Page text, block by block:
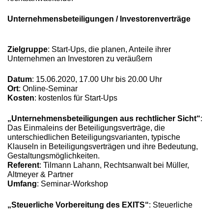
Unternehmensbeteiligungen / Investorenverträge
Zielgruppe: Start-Ups, die planen, Anteile ihrer
Unternehmen an Investoren zu veräußern
Datum: 15.06.2020, 17.00 Uhr bis 20.00 Uhr
Ort: Online-Seminar
Kosten: kostenlos für Start-Ups
„Unternehmensbeteiligungen aus rechtlicher Sicht“:
Das Einmaleins der Beteiligungsverträge, die
unterschiedlichen Beteiligungsvarianten, typische
Klauseln in Beteiligungsverträgen und ihre Bedeutung,
Gestaltungsmöglichkeiten.
Referent: Tilmann Lahann, Rechtsanwalt bei Müller,
Altmeyer & Partner
Umfang: Seminar-Workshop
„Steuerliche Vorbereitung des EXITS“: Steuerliche